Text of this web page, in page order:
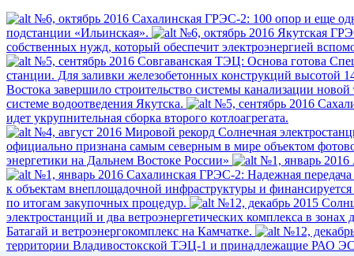
№6, октябрь 2016 Сахалинская ГРЭС-2: 100 опор и еще
подстанции «Ильинская».
№6, октябрь 2016 Якутская
собственных нужд, который обеспечит электроэнергией
№5, сентябрь 2016 Совгаванская ТЭЦ: Основа готова
станции. Для заливки железобетонных конструкций высотой
Востока завершило строительство системы канализации
системе водоотведения Якутска.
№5, сентябрь 2016
идет укрупнительная сборка второго котлоагрегата.
№4, август 2016 Мировой рекорд Солнечная
официально признана самым северным в мире объектом
энергетики на Дальнем Востоке России»
№1, январь 2016
№1, январь 2016 Сахалинская ГРЭС-2: Надежная передача
к объектам внеплощадочной инфраструктуры и
по итогам закупочных процедур.
№12, декабрь 2015
электростанций и два ветроэнергетических комплекса в
Батагай и ветроэнергокомплекс на Камчатке.
№12,
территории Владивостокской ТЭЦ-1 и принадлежащие РАО ЭС